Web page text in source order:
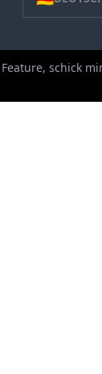
schick